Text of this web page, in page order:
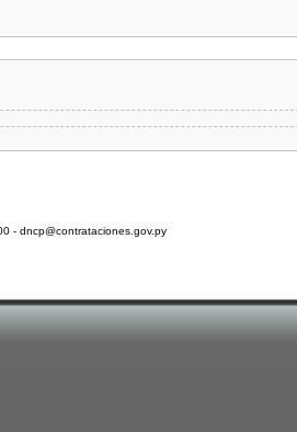
- dncp@contrataciones.gov.py